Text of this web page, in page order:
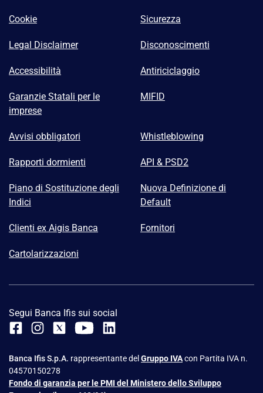
Cookie Sicurezza
Legal Disclaimer Disconoscimenti
Accessibilità Antiriciclaggio
Garanzie Statali per le
imprese
MIFID
Avvisi obbligatori Whistleblowing
Rapporti dormienti API & PSD2
Piano di Sostituzione degli
Indici
Nuova Definizione di
Default
Clienti ex Aigis Banca Fornitori
Cartolarizzazioni
Segui Banca Ifis sui social
Banca Ifis S.p.A. rappresentante del Gruppo IVAcon Partita IVA n.
04570150278
Fondo di garanzia per le PMI del Ministero dello Sviluppo